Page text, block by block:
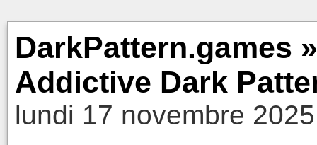
DarkPattern.games
Addictive Dark
lundi 17 novembre